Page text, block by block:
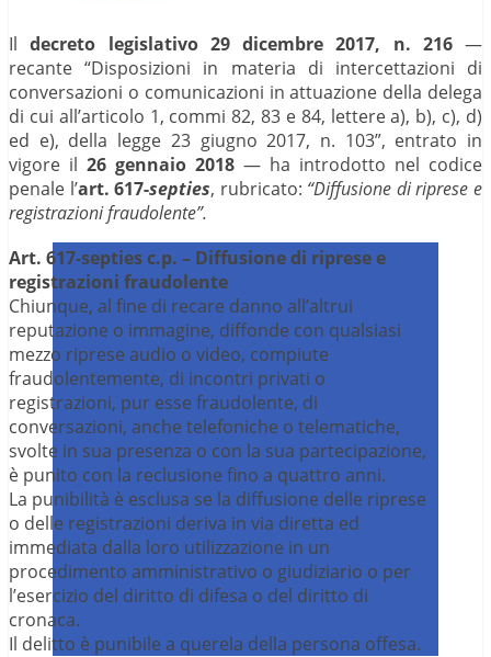
Ildecreto legislativo 29 dicembre 2017, n. 216—
recante “Disposizioni in materia di intercettazioni di
conversazioni o comunicazioni in attuazione della delega
di cui all’articolo 1, commi 82, 83 e 84, lettere a), b), c), d)
ed e), della legge 23 giugno 2017, n. 103”, entrato in
vigore il 26 gennaio 2018 — ha introdotto nel codice
penale l’art. 617-septies, rubricato: “Diffusione di riprese e
registrazioni fraudolente”.
Art. 617-septies c.p. – Diffusione di riprese e
registrazioni fraudolente
Chiunque, al fine di recare danno all’altrui
reputazione o immagine, diffonde con qualsiasi
mezzo riprese audio o video, compiute
fraudolentemente, di incontri privati o
registrazioni, pur esse fraudolente, di
conversazioni, anche telefoniche o telematiche,
svolte in sua presenza o con la sua partecipazione,
è punito con la reclusione fino a quattro anni.
La punibilità è esclusa se la diffusione delle riprese
o delle registrazioni deriva in via diretta ed
immediata dalla loro utilizzazione in un
procedimento amministrativo o giudiziario o per
l’esercizio del diritto di difesa o del diritto di
cronaca.
Il delitto è punibile a querela della persona offesa.